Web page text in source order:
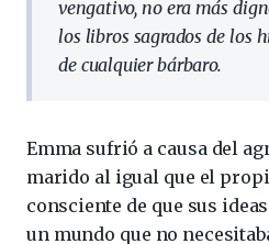
vengativo, no era más
los libros sagrados de los
de cualquier bárbaro.
Emma sufrió a causa del
marido al igual que el
consciente de que sus
un mundo que no